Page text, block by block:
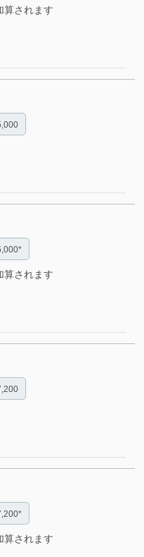
算されます
算されます
算されます